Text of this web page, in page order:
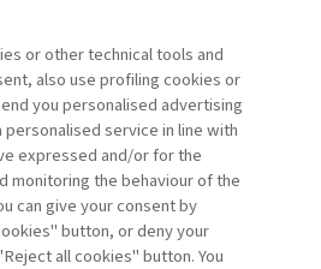
DI RISCHIO: ASSET
PER ...
Caselli
or other technical tools and
also use profiling cookies or
you personalised advertising
service in line with
expressed and/or for the
monitoring the behaviour of the
can give your consent by
button, or deny your
all cookies" button. You